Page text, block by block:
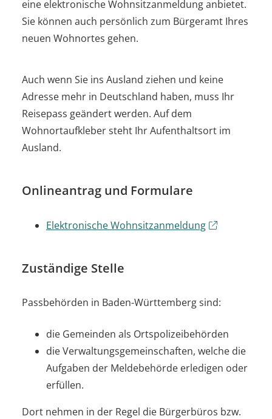
eine elektronische Wohnsitzanmeldung anbietet.
Sie können auch persönlich zum Bürgeramt Ihres
neuen Wohnortes gehen.
Auch wenn Sie ins Ausland ziehen und keine
Adresse mehr in Deutschland haben, muss Ihr
Reisepass geändert werden. Auf dem
Wohnortaufkleber steht Ihr Aufenthaltsort im
Ausland.
Onlineantrag und Formulare
Elektronische Wohnsitzanmeldung
Zuständige Stelle
Passbehörden in Baden-Württemberg sind:
die Gemeinden als Ortspolizeibehörden
die Verwaltungsgemeinschaften, welche die
Aufgaben der Meldebehörde erledigen oder
erfüllen.
Dort nehmen in der Regel die Bürgerbüros bzw.